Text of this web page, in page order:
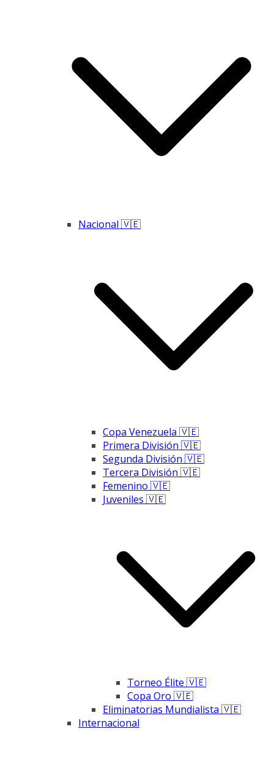
Nacional 🇻🇪
Copa Venezuela 🇻🇪
Primera División 🇻🇪
Segunda División 🇻🇪
Tercera División 🇻🇪
Femenino 🇻🇪
Juveniles 🇻🇪
Torneo Élite 🇻🇪
Copa Oro 🇻🇪
Eliminatorias Mundialista 🇻🇪
Internacional